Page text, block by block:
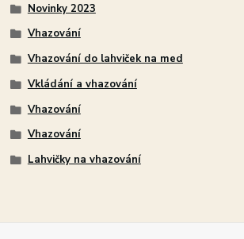
Novinky 2023
Vhazování
Vhazování do lahviček na med
Vkládání a vhazování
Vhazování
Vhazování
Lahvičky na vhazování